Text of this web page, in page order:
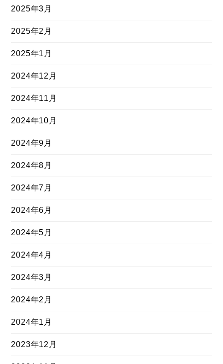
2025年3月
2025年2月
2025年1月
2024年12月
2024年11月
2024年10月
2024年9月
2024年8月
2024年7月
2024年6月
2024年5月
2024年4月
2024年3月
2024年2月
2024年1月
2023年12月